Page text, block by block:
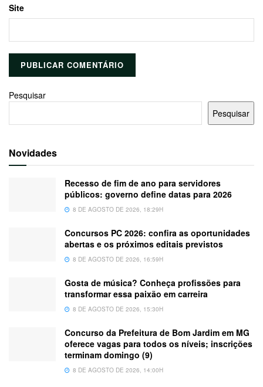
Site
Pesquisar
Pesquisar
Novidades
Recesso de fim de ano para servidores
públicos: governo define datas para 2026
8 DE AGOSTO DE 2026, 18:29H
Concursos PC 2026: confira as oportunidades
abertas e os próximos editais previstos
8 DE AGOSTO DE 2026, 16:59H
Gosta de música? Conheça profissões para
transformar essa paixão em carreira
8 DE AGOSTO DE 2026, 15:30H
Concurso da Prefeitura de Bom Jardim em MG
oferece vagas para todos os níveis; inscrições
terminam domingo (9)
8 DE AGOSTO DE 2026, 14:00H